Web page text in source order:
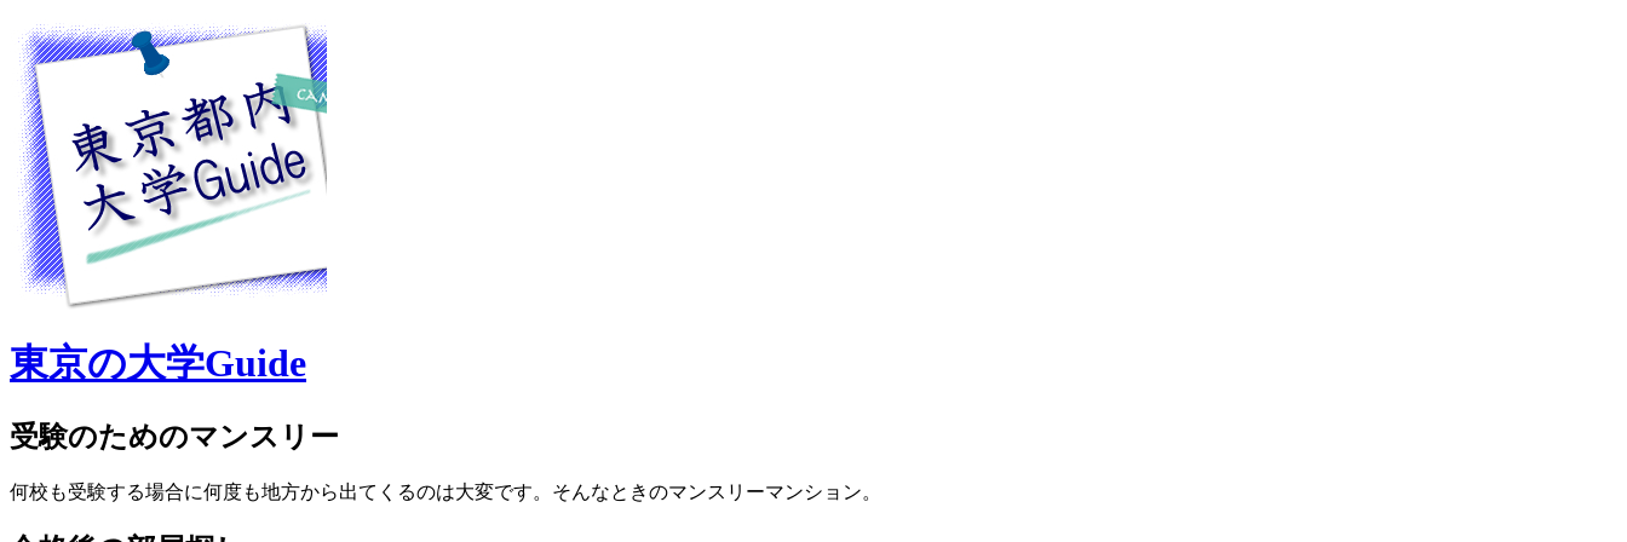
東京の大学Guide
受験のためのマンスリー
何校も受験する場合に何度も地方から出てくるのは大変です。そんなときのマンスリーマンション。